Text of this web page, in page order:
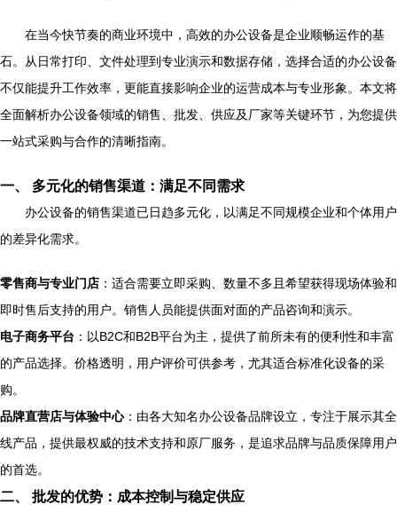
在当今快节奏的商业环境中，高效的办公设备是企业顺畅运作的基
石。从日常打印、文件处理到专业演示和数据存储，选择合适的办公设备
不仅能提升工作效率，更能直接影响企业的运营成本与专业形象。本文将
全面解析办公设备领域的销售、批发、供应及厂家等关键环节，为您提供
一站式采购与合作的清晰指南。
一、 多元化的销售渠道：满足不同需求
办公设备的销售渠道已日趋多元化，以满足不同规模企业和个体用户
的差异化需求。
零售商与专业门店 ：适合需要立即采购、数量不多且希望获得现场体验和
即时售后支持的用户。销售人员能提供面对面的产品咨询和演示。
电子商务平台 ：以B2C和B2B平台为主，提供了前所未有的便利性和丰富
的产品选择。价格透明，用户评价可供参考，尤其适合标准化设备的采
购。
品牌直营店与体验中心：由各大知名办公设备品牌设立，专注于展示其全
线产品，提供最权威的技术支持和原厂服务，是追求品牌与品质保障用户
的首选。
二、 批发的优势：成本控制与稳定供应